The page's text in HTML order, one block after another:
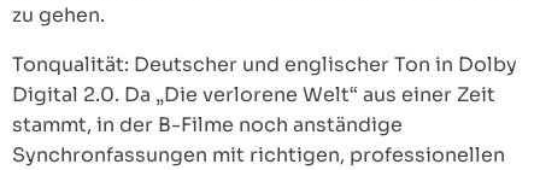
zu gehen.
Tonqualität: Deutscher und englischer Ton in Dolby
Digital 2.0. Da „Die verlorene Welt“ aus einer Zeit
stammt, in der B-Filme noch anständige
Synchronfassungen mit richtigen, professionellen